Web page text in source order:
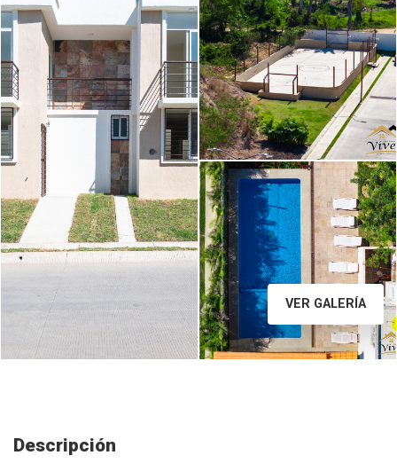
Image caption
VER GALERÍA
Descripción